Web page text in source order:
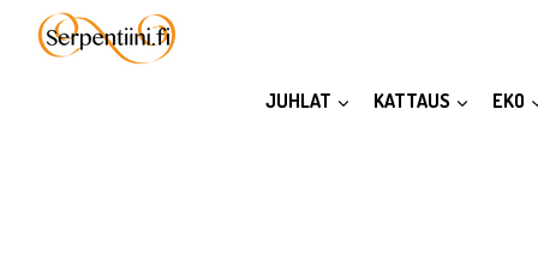
sisältöön
JUHLAT KATTAUS EKO